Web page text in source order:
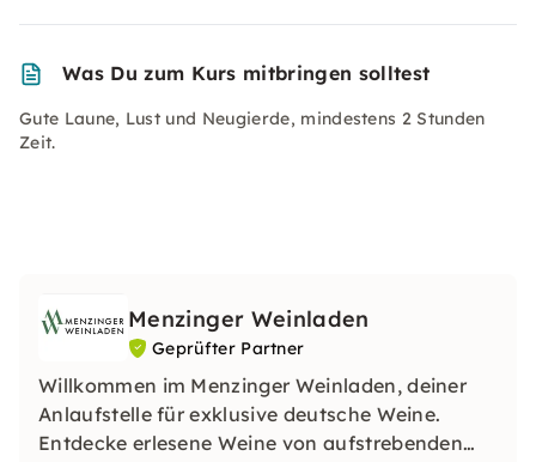
Was Du zum Kurs mitbringen solltest
Gute Laune, Lust und Neugierde, mindestens 2 Stunden
Zeit.
Menzinger Weinladen
Geprüfter Partner
Willkommen im Menzinger Weinladen, deiner
Anlaufstelle für exklusive deutsche Weine.
Entdecke erlesene Weine von aufstrebenden